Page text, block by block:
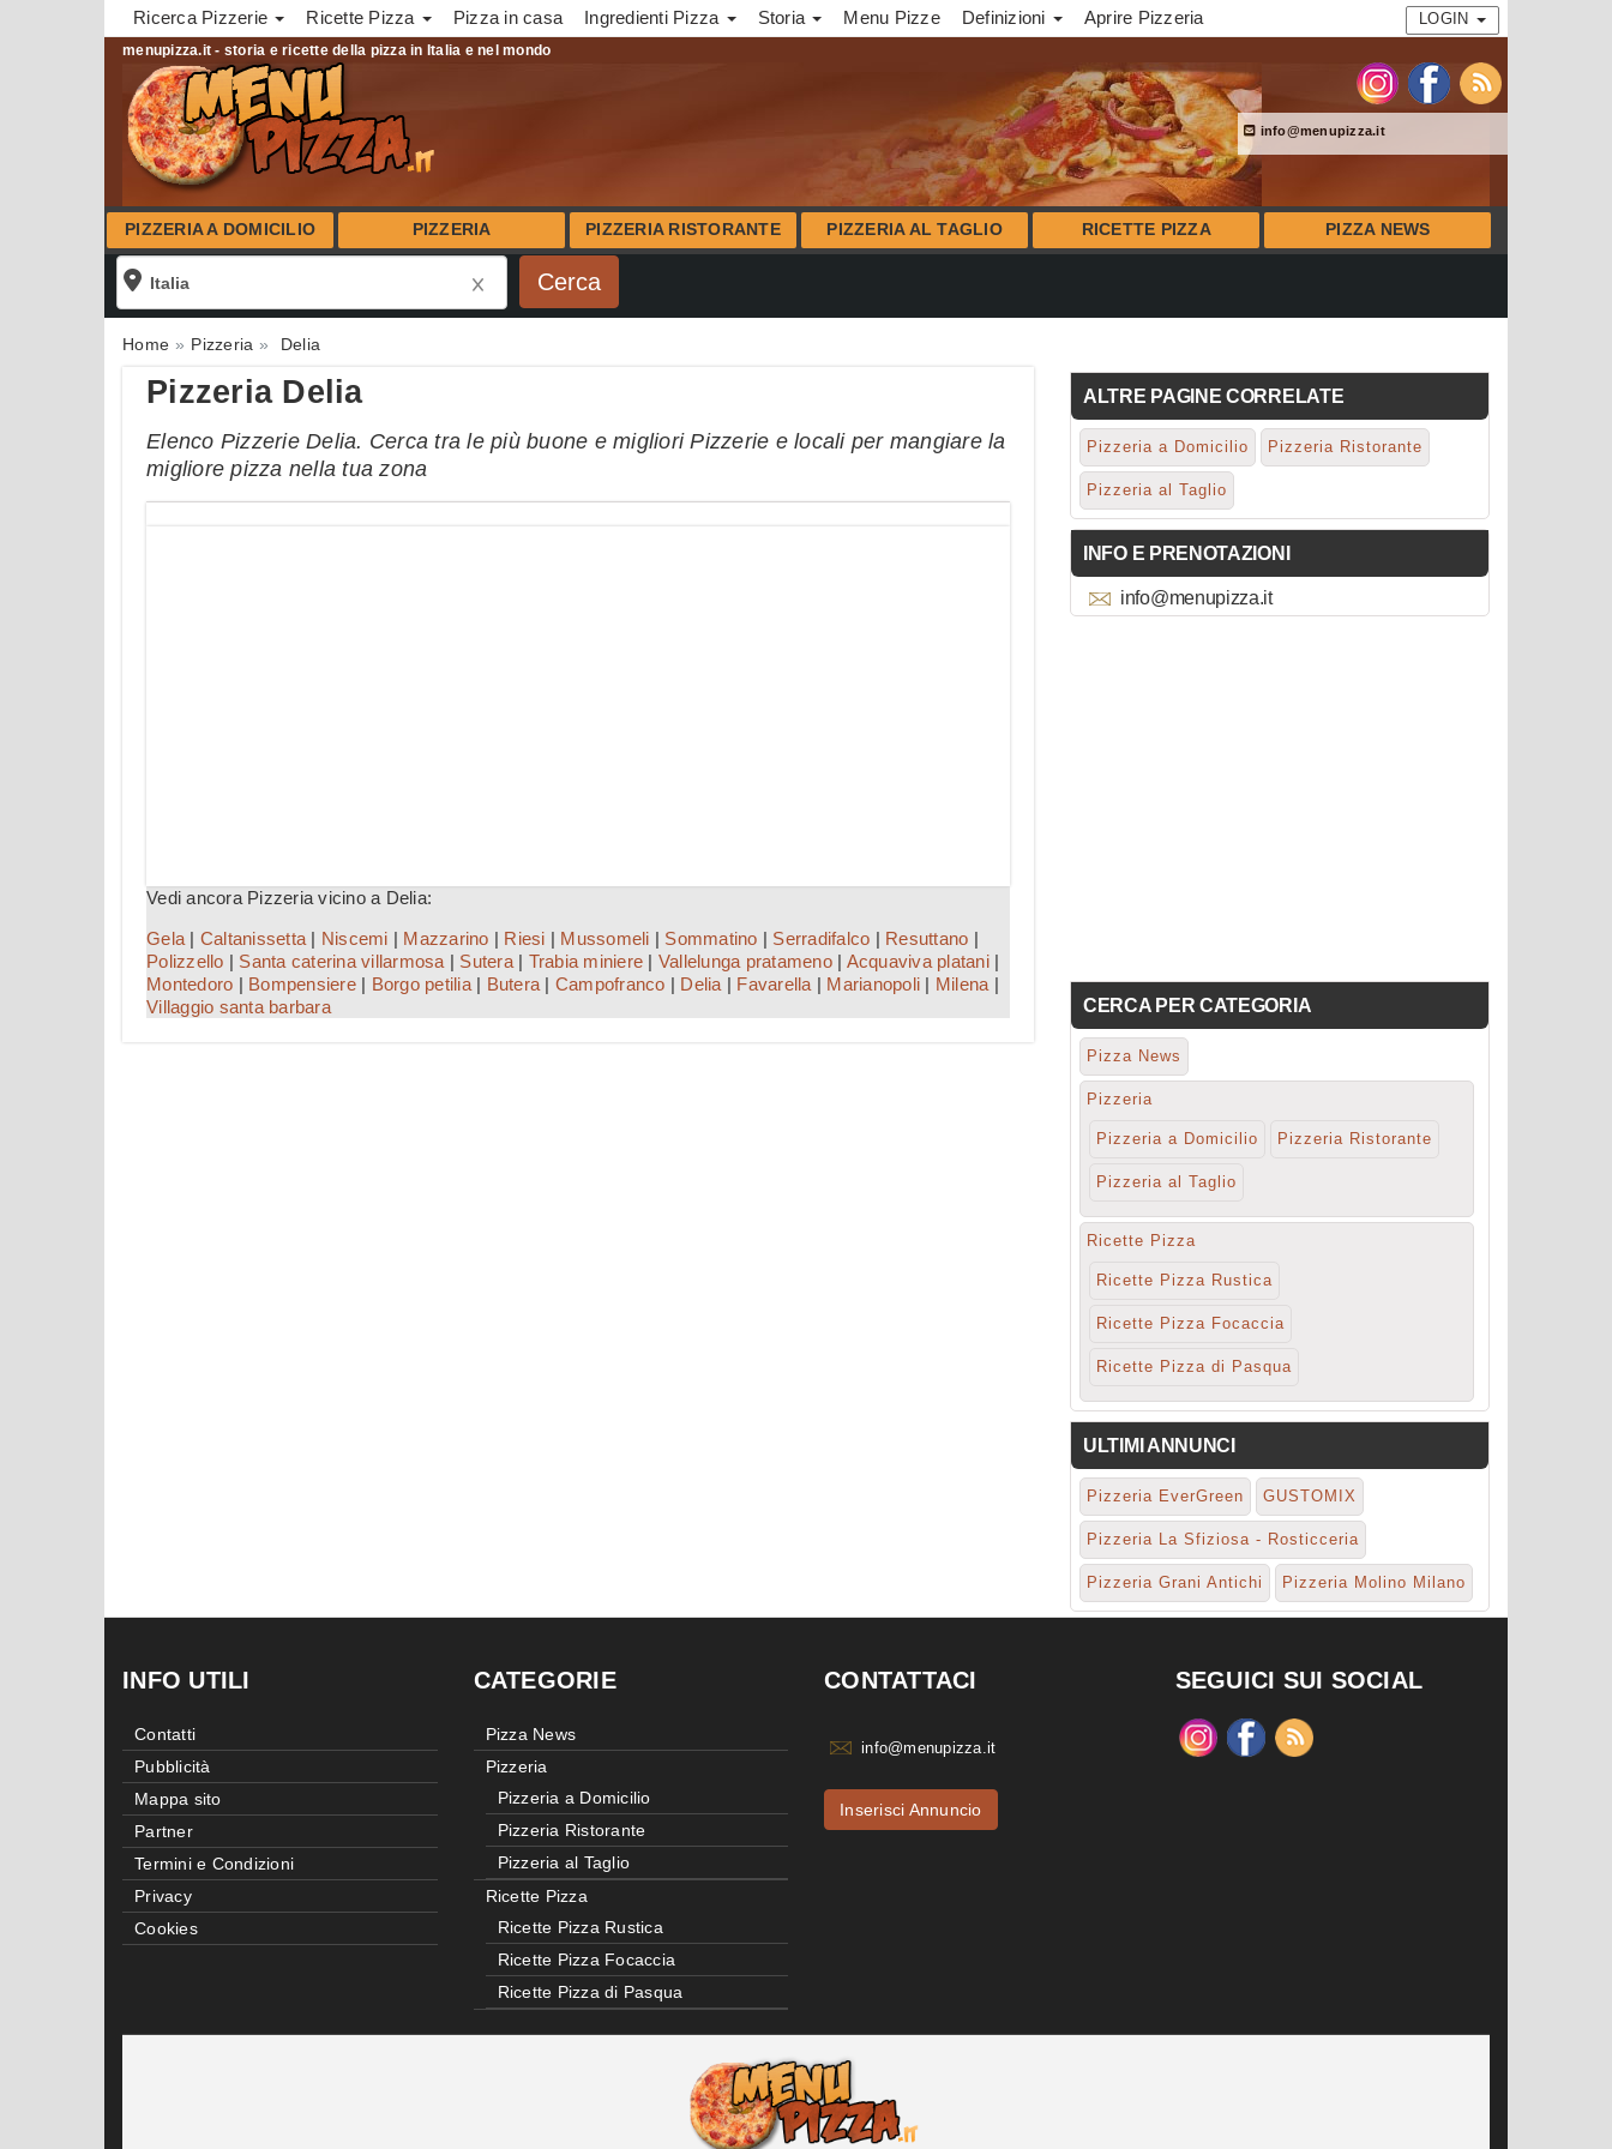
Ricerca Pizzerie Ricette Pizza Pizza in casa Ingredienti Pizza Storia Menu Pizze Definizioni Aprire Pizzeria LOGIN
menupizza.it - storia e ricette della pizza in Italia e nel mondo
info@menupizza.it
PIZZERIA A DOMICILIO PIZZERIA PIZZERIA RISTORANTE PIZZERIA AL TAGLIO RICETTE PIZZA PIZZA NEWS
Home Pizzeria Delia
Pizzeria Delia
Elenco Pizzerie Delia. Cerca tra le più buone e migliori Pizzerie e locali per mangiare la
migliore pizza nella tua zona
Vedi ancora Pizzeria vicino a Delia:
Gela | Caltanissetta | Niscemi | Mazzarino | Riesi | Mussomeli | Sommatino | Serradifalco | Resuttano |
Polizzello | Santa caterina villarmosa | Sutera| Trabia miniere | Vallelunga pratameno| Acquaviva platani|
Montedoro | Bompensiere| Borgo petilia| Butera | Campofranco | Delia | Favarella | Marianopoli | Milena |
Villaggio santa barbara
ALTRE PAGINE CORRELATE
Pizzeria a Domicilio Pizzeria Ristorante
Pizzeria al Taglio
INFO E PRENOTAZIONI
info@menupizza.it
CERCA PER CATEGORIA
Pizza News
Pizzeria
Pizzeria a Domicilio Pizzeria Ristorante
Pizzeria al Taglio
Ricette Pizza
Ricette Pizza Rustica
Ricette Pizza Focaccia
Ricette Pizza di Pasqua
ULTIMI ANNUNCI
Pizzeria EverGreen GUSTOMIX
Pizzeria La Sfiziosa - Rosticceria
Pizzeria Grani Antichi Pizzeria Molino Milano
INFO UTILI
Contatti
Pubblicità
Mappa sito
Partner
Termini e Condizioni
Privacy
Cookies
CATEGORIE
Pizza News
Pizzeria
Pizzeria a Domicilio
Pizzeria Ristorante
Pizzeria al Taglio
Ricette Pizza
Ricette Pizza Rustica
Ricette Pizza Focaccia
Ricette Pizza di Pasqua
CONTATTACI
info@menupizza.it
Inserisci Annuncio
SEGUICI SUI SOCIAL